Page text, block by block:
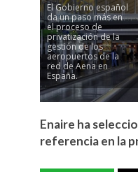
El Gobierno español
da un paso más en
el proceso de
privatización de la
gestión de los
aeropuertos de la
red de Aena en
España.
Enaire ha
referencia en la